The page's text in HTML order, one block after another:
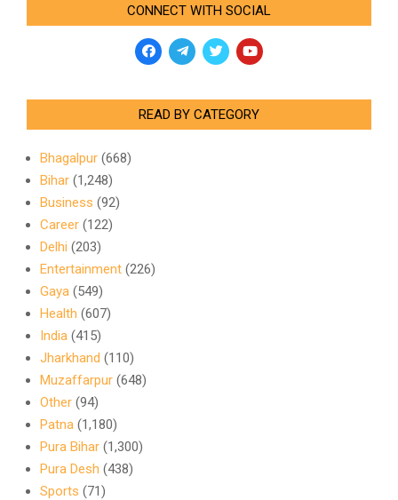
CONNECT WITH SOCIAL
READ BY CATEGORY
Bhagalpur (668)
Bihar (1,248)
Business (92)
Career (122)
Delhi (203)
Entertainment (226)
Gaya (549)
Health (607)
India (415)
Jharkhand (110)
Muzaffarpur (648)
Other (94)
Patna (1,180)
Pura Bihar (1,300)
Pura Desh (438)
Sports (71)